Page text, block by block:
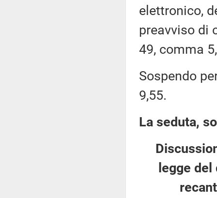
elettronico,
preavviso di
49, comma
Sospendo
9,55.
La seduta,
legge